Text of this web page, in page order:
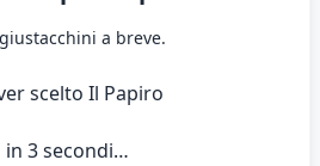
a breve.
scelto Il Papiro
in 3secondi…